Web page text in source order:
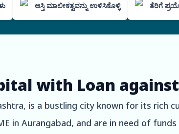
ಆಸ್ತಿ ಮಾಲೀಕತ್ವವನ್ನು ಉಳಿಸಿಕೊಳ್ಳಿ ತೆರಿಗೆ
with Loan
is a bustling city known for its rich
in Aurangabad, and are in need of